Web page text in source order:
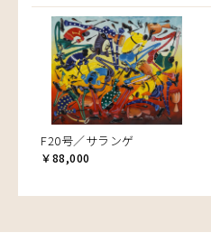
F20号／サランゲ
￥88,000